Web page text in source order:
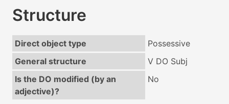
Structure
Direct object type
Possessive
General structure
V DO Subj
Is the DO modified (by an
adjective)?
No